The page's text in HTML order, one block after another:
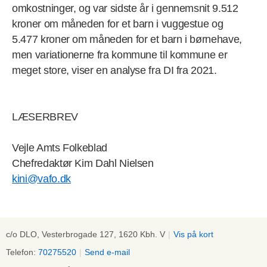
omkostninger, og var sidste år i gennemsnit 9.512
kroner om måneden for et barn i vuggestue og
5.477 kroner om måneden for et barn i børnehave,
men variationerne fra kommune til kommune er
meget store, viser en analyse fra DI fra 2021.
LÆSERBREV
Vejle Amts Folkeblad
Chefredaktør Kim Dahl Nielsen
kini@vafo.dk
c/o DLO, Vesterbrogade 127, 1620 Kbh. V | Vis på kort
Telefon: 70275520 | Send e-mail